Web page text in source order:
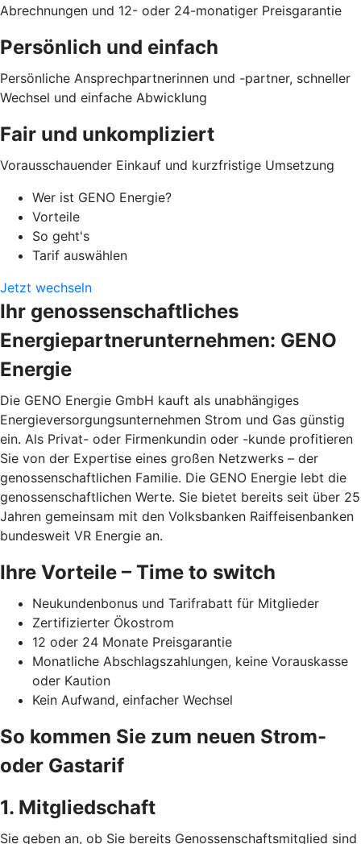
Abrechnungen und 12- oder 24-monatiger Preisgarantie
Persönlich und einfach
Persönliche Ansprechpartnerinnen und -partner, schneller
Wechsel und einfache Abwicklung
Fair und unkompliziert
Vorausschauender Einkauf und kurzfristige Umsetzung
Wer ist GENO Energie?
Vorteile
So geht's
Tarif auswählen
Jetzt wechseln
Ihr genossenschaftliches
Energiepartnerunternehmen: GENO
Energie
Die GENO Energie GmbH kauft als unabhängiges
Energieversorgungsunternehmen Strom und Gas günstig
ein. Als Privat- oder Firmenkundin oder -kunde profitieren
Sie von der Expertise eines großen Netzwerks – der
genossenschaftlichen Familie. Die GENO Energie lebt die
genossenschaftlichen Werte. Sie bietet bereits seit über 25
Jahren gemeinsam mit den Volksbanken Raiffeisenbanken
bundesweit VR Energie an.
Ihre Vorteile – Time to switch
Neukundenbonus und Tarifrabatt für Mitglieder
Zertifizierter Ökostrom
12 oder 24 Monate Preisgarantie
Monatliche Abschlagszahlungen, keine Vorauskasse
oder Kaution
Kein Aufwand, einfacher Wechsel
So kommen Sie zum neuen Strom-
oder Gastarif
1. Mitgliedschaft
Sie geben an, ob Sie bereits Genossenschaftsmitglied sind